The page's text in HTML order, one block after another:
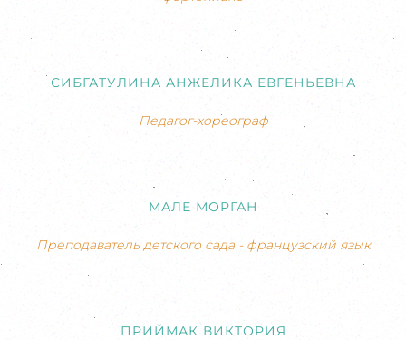
СИБГАТУЛИНА АНЖЕЛИКА ЕВГЕНЬЕВНА
Педагог-хореограф
МАЛЕ МОРГАН
Преподаватель детского сада - французский язык
ПРИЙМАК ВИКТОРИЯ